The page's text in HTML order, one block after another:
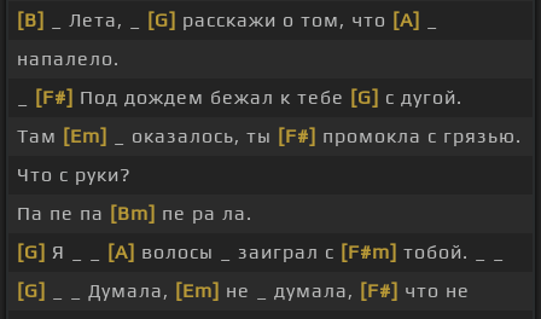
[B] _ Лета, _ [G] расскажи о том, что [A]
напалело.
[F#] Под дождем бежал к тебе [G] с дугой.
Там [Em] _ оказалось, ты [F#] промокла с грязью.
Что с руки?
Па пе па [Bm] пе ра ла.
[G] Я _ _ [A] волосы _ заиграл с [F#m] тобой. _ _
[G]
_ _ Думала, [Em] не _ думала, [F#] что не